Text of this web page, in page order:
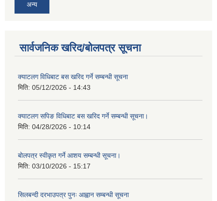
अन्य
सार्वजनिक खरिद/बोलपत्र सूचना
क्याटलग विधिबाट बस खरिद गर्ने सम्बन्धी सूचना
मिति: 05/12/2026 - 14:43
क्याटलग सपिङ विधिबाट बस खरिद गर्ने सम्बन्धी सूचना।
मिति: 04/28/2026 - 10:14
बोलपत्र स्वीकृत गर्ने आशय सम्बन्धी सूचना।
मिति: 03/10/2026 - 15:17
सिलबन्दी दरभाउपत्र पुनः आह्वान सम्बन्धी सूचना